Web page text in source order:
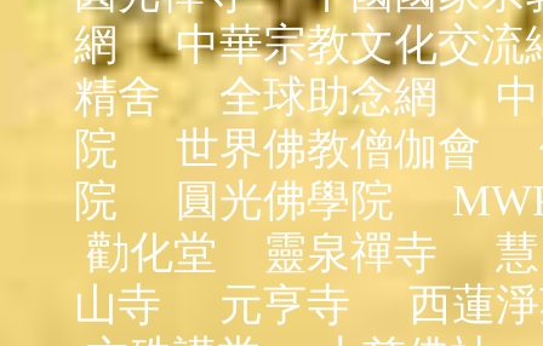
網
中華宗教文化交流
精舍
全球助念網
院
世界佛教僧伽會
院
圓光佛學院
勸化堂
靈泉禪寺
山寺
元亨寺
西蓮